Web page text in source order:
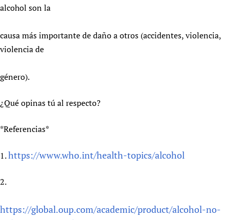
alcohol son la
causa más importante de daño a otros (accidentes, violencia,
violencia de
género).
¿Qué opinas tú al respecto?
*Referencias*
1.https://www.who.int/health-topics/alcohol
2.
https://global.oup.com/academic/product/alcohol-no-